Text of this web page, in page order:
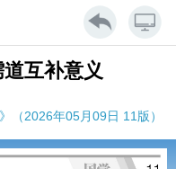
互补意义
（2026年05月09日 11版）